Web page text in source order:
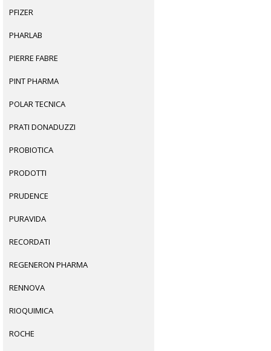
PFIZER
PHARLAB
PIERRE FABRE
PINT PHARMA
POLAR TECNICA
PRATI DONADUZZI
PROBIOTICA
PRODOTTI
PRUDENCE
PURAVIDA
RECORDATI
REGENERON PHARMA
RENNOVA
RIOQUIMICA
ROCHE